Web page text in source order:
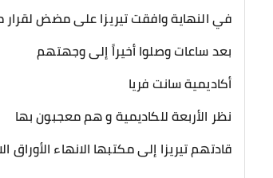
في النهاية وافقت تيريزا على مضض
بعد ساعات وصلوا أخيراً إلى وجهتهم
أكاديمية سانت فريا
نظر الأربعة للكاديمية و هم معجبون بها
قادتهم تيريزا إلى مكتبها الانهاء الأوراق